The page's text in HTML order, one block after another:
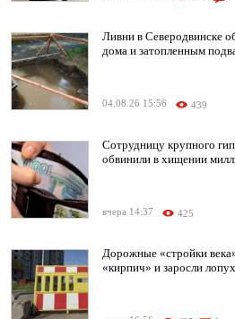
Ливни в Северодвинске
дома и затопленным
04.08.26 15:56 439
Сотрудницу крупного
обвинили в хищении
вчера 14:37 425
Дорожные «стройки
«кирпич» и заросли